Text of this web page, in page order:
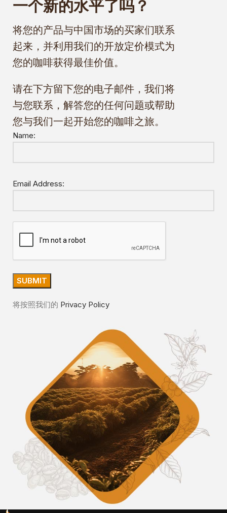
一个新的水平了吗？
将您的产品与中国市场的买家们联系
起来，并利用我们的开放定价模式为
您的咖啡获得最佳价值。
请在下方留下您的电子邮件，我们将
与您联系，解答您的任何问题或帮助
您与我们一起开始您的咖啡之旅。
Name:
Email Address:
将按照我们的 Privacy Policy